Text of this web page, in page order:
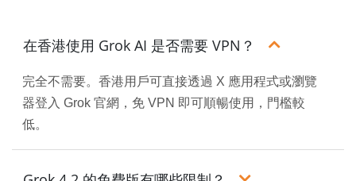
在香港使用 Grok AI 是否需要 VPN？
完全不需要。香港用戶可直接透過 X 應用程式或瀏覽
器登入 Grok 官網，免 VPN 即可順暢使用，門檻較
低。